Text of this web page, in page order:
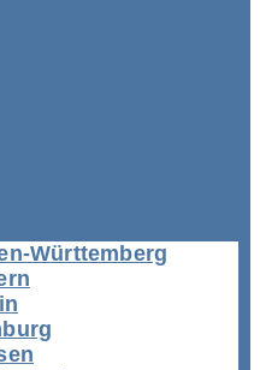
Württemberg